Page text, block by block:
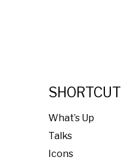
SHORTCUT
What’s Up
Talks
Icons